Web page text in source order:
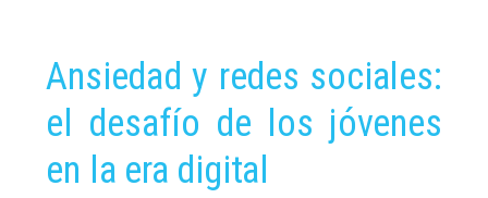
Ansiedad y redes sociales:
el desafío de los jóvenes
en la era digital